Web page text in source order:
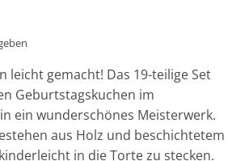
leicht gemacht! Das 19-teilige Set
Geburtstagskuchen im
ein wunderschönes Meisterwerk.
aus Holz und beschichtetem
in die Torte zu stecken.